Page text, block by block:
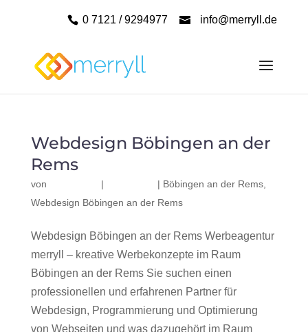
0 7121 / 9294977 info@merryll.de
Webdesign Böbingen an der
Rems
von | | Böbingen an der Rems,
Webdesign Böbingen an der Rems
Webdesign Böbingen an der Rems Werbeagentur
merryll – kreative Werbekonzepte im Raum
Böbingen an der Rems Sie suchen einen
professionellen und erfahrenen Partner für
Webdesign, Programmierung und Optimierung
von Webseiten und was dazugehört im Raum